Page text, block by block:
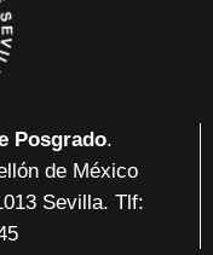
Posgrado.
de México
Sevilla. Tlf: